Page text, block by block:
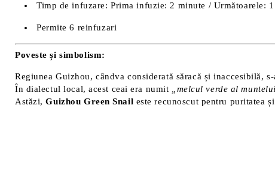
Timp de infuzare: Prima infuzie: 2 minute / Următoarele:
Permite 6 reinfuzari
Poveste și simbolism:
Regiunea Guizhou, cândva considerată săracă și inaccesibilă,
În dialectul local, acest ceai era numit
„melcul verde al
Astăzi,Guizhou Green Snail este recunoscut pentru puritatea